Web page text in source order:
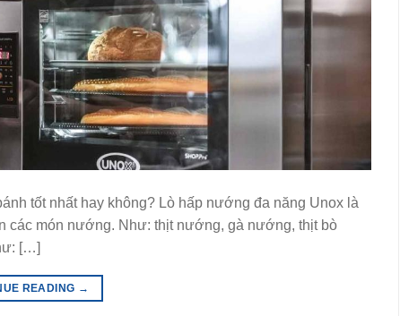
tốt nhất hay không? Lò hấp nướng đa năng Unox là
các món nướng. Như: thịt nướng, gà nướng, thịt bò
[…]
READING →